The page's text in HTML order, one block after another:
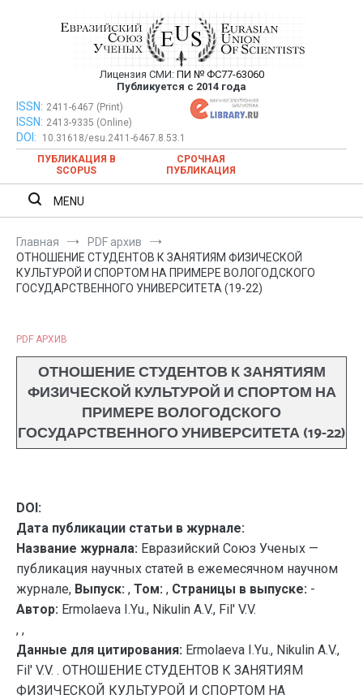
Евразийский Союз Ученых —
публикация научных статей в
ежемесячном научном журнале
Лицензия СМИ: ПИ № ФС77-63060
Публикуется с 2014 года
Евразийский Союз Ученых — публикация научных статей в
ежемесячном научном журнале
ISSN: 2411-6467 (Print)
ISSN: 2413-9335 (Online)
DOI:
10.31618/esu.2411-6467.8.53.1
ПУБЛИКАЦИЯ В
SCOPUS
СРОЧНАЯ
ПУБЛИКАЦИЯ
MENU
Главная
PDF архив
ОТНОШЕНИЕ СТУДЕНТОВ К ЗАНЯТИЯМ ФИЗИЧЕСКОЙ
КУЛЬТУРОЙ И СПОРТОМ НА ПРИМЕРЕ ВОЛОГОДСКОГО
ГОСУДАРСТВЕННОГО УНИВЕРСИТЕТА (19-22)
PDF АРХИВ
ОТНОШЕНИЕ СТУДЕНТОВ К ЗАНЯТИЯМ
ФИЗИЧЕСКОЙ КУЛЬТУРОЙ И СПОРТОМ НА
ПРИМЕРЕ ВОЛОГОДСКОГО
ГОСУДАРСТВЕННОГО УНИВЕРСИТЕТА (19-22)
DOI:
Дата публикации статьи в журнале:
Название журнала: Евразийский Союз Ученых —
публикация научных статей в ежемесячном научном
журнале, Выпуск: , Том: , Страницы в выпуске: -
Автор: Ermolaeva I.Yu., Nikulin A.V., Fil' V.V.
, ,
Данные для цитирования: Ermolaeva I.Yu., Nikulin A.V.,
Fil' V.V. . ОТНОШЕНИЕ СТУДЕНТОВ К ЗАНЯТИЯМ
ФИЗИЧЕСКОЙ КУЛЬТУРОЙ И СПОРТОМ НА